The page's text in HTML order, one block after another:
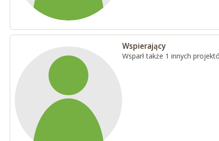
Wspierający
Wsparł także 1 innych